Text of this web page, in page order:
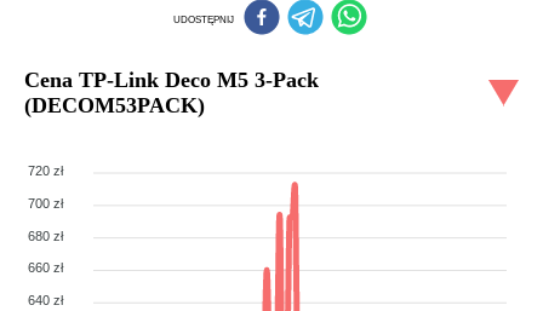
UDOSTĘPNIJ
Cena TP-Link Deco M5 3-Pack
(DECOM53PACK)
720 zł
700 zł
680 zł
660 zł
640 zł